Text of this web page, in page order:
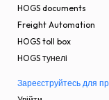
HOGS documents
Freight Automation
HOGS toll box
HOGS тунелі
Зареєструйтесь для